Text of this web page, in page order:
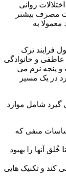
روانی
مصرف بیشتر
معمولا به
فرایند ترک
و خانوادگی
و پنجه نرم می
در یک مسیر
شامل موارد
منفی که
آنها را بهبود
کند و تکنیک هایی